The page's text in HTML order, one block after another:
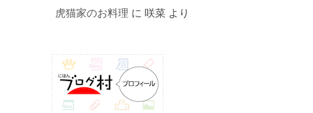
虎猫家のお料理 に 咲菜 より